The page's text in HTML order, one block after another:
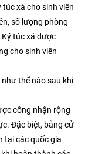
xá cho sinh viên
số lượng phòng
túc xá được
cho sinh viên
thế nào sau khi
công nhận rộng
Đặc biệt, bằng cử
tại các quốc gia